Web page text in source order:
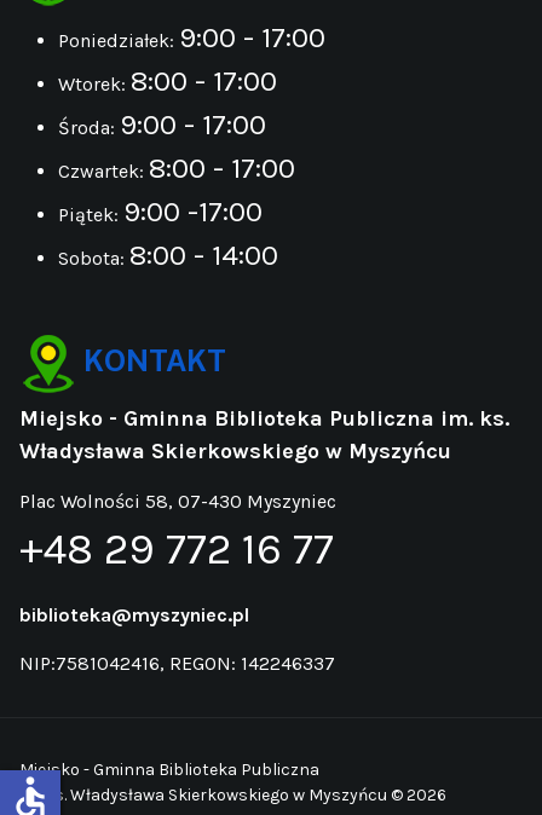
Poniedziałek: 9:00 - 17:00
Wtorek: 8:00 - 17:00
Środa: 9:00 - 17:00
Czwartek: 8:00 - 17:00
Piątek: 9:00 -17:00
Sobota: 8:00 - 14:00
KONTAKT
Miejsko - Gminna Biblioteka Publiczna im. ks.
Władysława Skierkowskiego w Myszyńcu
Plac Wolności 58, 07-430 Myszyniec
+48 29 772 16 77
biblioteka@myszyniec.pl
NIP:7581042416, REGON: 142246337
Miejsko - Gminna Biblioteka Publiczna
im. ks. Władysława Skierkowskiego w Myszyńcu © 2026
accessible